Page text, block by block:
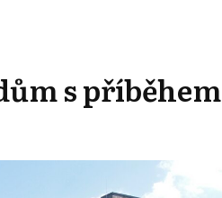
s příběhem